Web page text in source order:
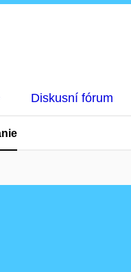
Diskusní fórum